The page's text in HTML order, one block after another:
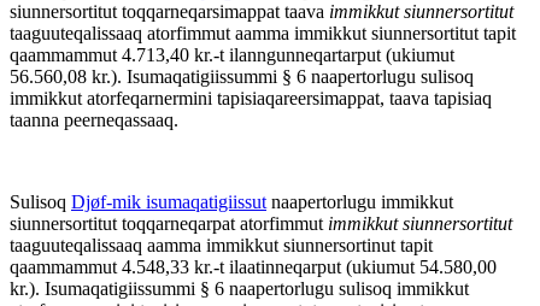
siunnersortitut toqqarneqarsimappat taava immikkut siunnersortitut
taaguuteqalissaaq atorfimmut aamma immikkut siunnersortitut tapit
qaammammut 4.713,40 kr.-t ilanngunneqartarput (ukiumut
56.560,08 kr.). Isumaqatigiissummi § 6 naapertorlugu sulisoq
immikkut atorfeqarnermini tapisiaqareersimappat, taava tapisiaq
taanna peerneqassaaq.
Sulisoq Djøf-mik isumaqatigiissut naapertorlugu immikkut
siunnersortitut toqqarneqarpat atorfimmut immikkut siunnersortitut
taaguuteqalissaaq aamma immikkut siunnersortinut tapit
qaammammut 4.548,33 kr.-t ilaatinneqarput (ukiumut 54.580,00
kr.). Isumaqatigiissummi § 6 naapertorlugu sulisoq immikkut